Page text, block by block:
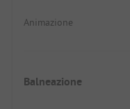
Animazione
Balneazione